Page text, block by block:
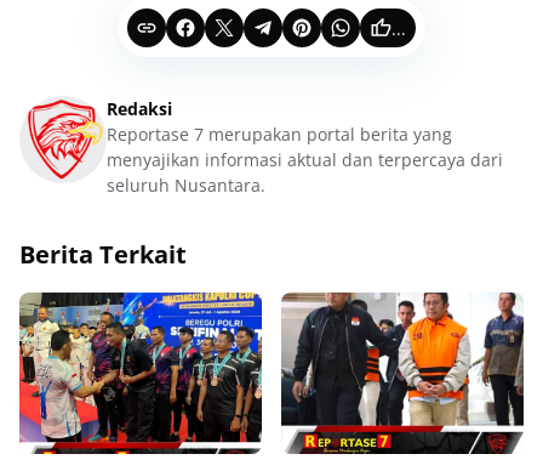
...
Redaksi
Reportase 7 merupakan portal berita yang
menyajikan informasi aktual dan terpercaya dari
seluruh Nusantara.
Berita Terkait